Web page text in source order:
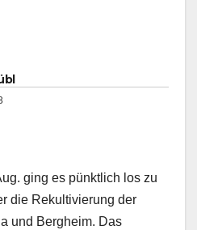
ging es pünktlich los zu
die Rekultivierung der
und Bergheim. Das